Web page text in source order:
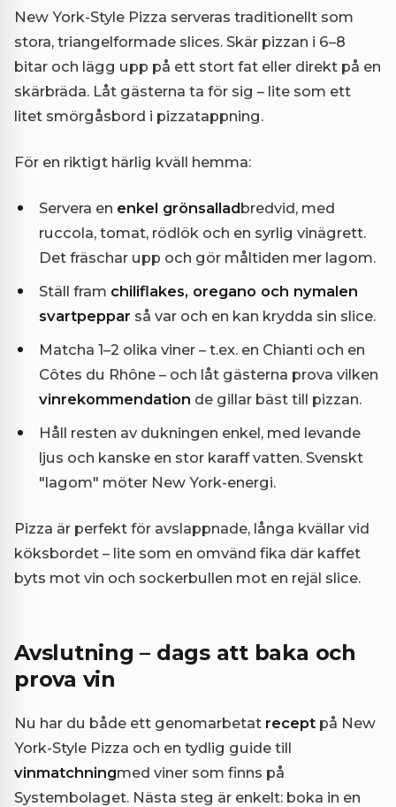
New York-Style Pizza serveras traditionellt som
stora, triangelformade slices. Skär pizzan i 6–8
bitar och lägg upp på ett stort fat eller direkt på en
skärbräda. Låt gästerna ta för sig – lite som ett
litet smörgåsbord i pizzatappning.
För en riktigt härlig kväll hemma:
Servera en enkel grönsalladbredvid, med
ruccola, tomat, rödlök och en syrlig vinägrett.
Det fräschar upp och gör måltiden mer lagom.
Ställ fram chiliflakes, oregano och nymalen
svartpeppar så var och en kan krydda sin slice.
Matcha 1–2 olika viner – t.ex. en Chianti och en
Côtes du Rhône – och låt gästerna prova vilken
vinrekommendation de gillar bäst till pizzan.
Håll resten av dukningen enkel, med levande
ljus och kanske en stor karaff vatten. Svenskt
"lagom" möter New York-energi.
Pizza är perfekt för avslappnade, långa kvällar vid
köksbordet – lite som en omvänd fika där kaffet
byts mot vin och sockerbullen mot en rejäl slice.
Avslutning – dags att baka och
prova vin
Nu har du både ett genomarbetat recept på New
York-Style Pizza och en tydlig guide till
vinmatchningmed viner som finns på
Systembolaget. Nästa steg är enkelt: boka in en